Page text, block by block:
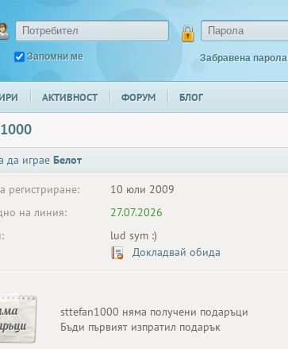
Запомни ме Забравена парола
АКТИВНОСТ ФОРУМ БЛОГ
да играе Белот
регистриране:
10 юли 2009
на линия:
27.07.2026
lud sym :)
Докладвай обида
sttefan1000 няма получени подаръци
Бъди първият изпратил подарък